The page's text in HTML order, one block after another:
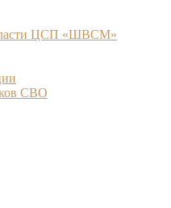
ЦСП «ШВСМ»
СВО